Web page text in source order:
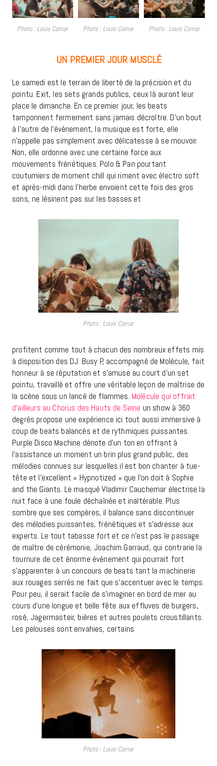
Photo : Louis Comar Photo : Louis Comar Photo : Louis Comar
UN PREMIER JOUR MUSCLÉ
Le samedi est le terrain de liberté de la précision et du
pointu. Exit, les sets grands publics, ceux là auront leur
place le dimanche. En ce premier jour, les beats
tamponnent fermement sans jamais décroître. D’un bout
à l’autre de l’évènement, la musique est forte, elle
n’appelle pas simplement avec délicatesse à se mouvoir.
Non, elle ordonne avec une certaine force aux
mouvements frénétiques. Polo & Pan pourtant
coutumiers de moment chill qui riment avec électro soft
et après-midi dans l’herbe envoient cette fois des gros
sons, ne lésinent pas sur les basses et
Photo : Louis Comar
profitent comme tout à chacun des nombreux effets mis
à disposition des DJ. Busy P, accompagné de Molécule, fait
honneur à se réputation et s’amuse au court d’un set
pointu, travaillé et offre une véritable leçon de maîtrise de
la scène sous un lancé de flammes. Molécule qui offrait
d’ailleurs au Chorus des Hauts de Seine un show à 360
degrés propose une expérience ici tout aussi immersive à
coup de beats balancés et de rythmiques puissantes.
Purple Disco Machine dénote d’un ton en offrant à
l’assistance un moment un brin plus grand public, des
mélodies connues sur lesquelles il est bon chanter à tue-
tête et l’excellent « Hypnotized » que l’on doit à Sophie
and the Giants. Le masqué Vladimir Cauchemar électrise la
nuit face à une foule déchaînée et inaltérable. Plus
sombre que ses compères, il balance sans discontinuer
des mélodies puissantes, frénétiques et s’adresse aux
experts. Le tout tabasse fort et ce n’est pas le passage
de maître de cérémonie, Joachim Garraud, qui contrarie la
tournure de cet énorme évènement qui pourrait fort
s’apparenter à un concours de beats tant la machinerie
aux rouages serrés ne fait que s’accentuer avec le temps.
Pour peu, il serait facile de s’imaginer en bord de mer au
cours d’une longue et belle fête aux effluves de burgers,
rosé, Jagermasteir, bières et autres poulets croustillants.
Les pelouses sont envahies, certains
Photo : Louis Comar